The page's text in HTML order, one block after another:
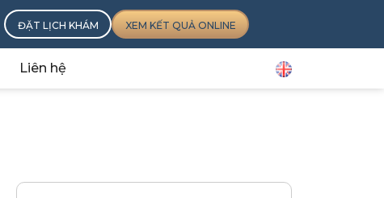
ĐẶT LỊCH KHÁM XEM KẾT QUẢ ONLINE
Liên hệ